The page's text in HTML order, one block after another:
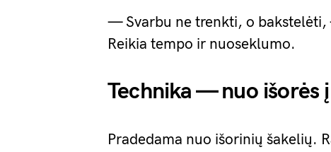
— Svarbu ne trenkti, o
Reikia tempo ir nuoseklumo.
Technika — nuo išorės
Pradedama nuo išorinių šakelių.